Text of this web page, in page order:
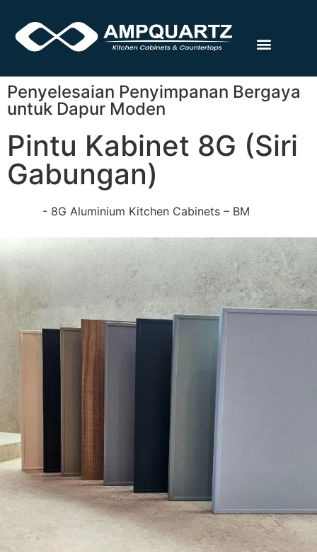
Penyelesaian Penyimpanan Bergaya
untuk Dapur Moden
Pintu Kabinet 8G (Siri
Gabungan)
- 8G Aluminium Kitchen Cabinets – BM